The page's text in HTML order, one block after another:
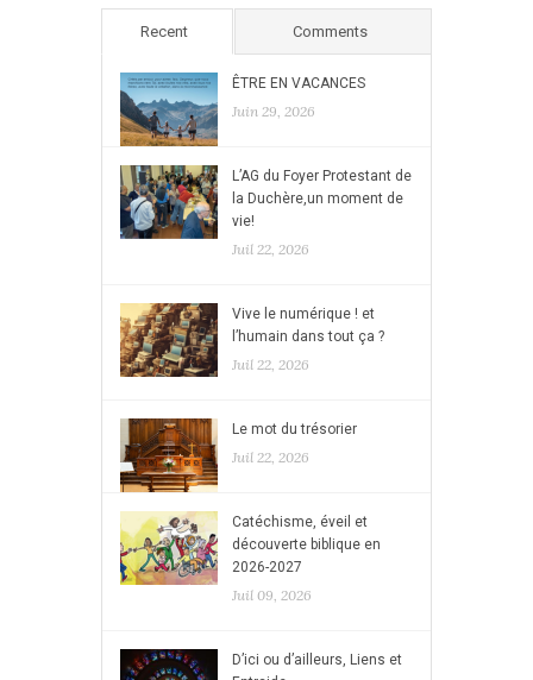
Recent Comments
ÊTRE EN VACANCES
Juin 29, 2026
L’AG du Foyer Protestant de
la Duchère,un moment de
vie!
Juil 22, 2026
Vive le numérique ! et
l’humain dans tout ça ?
Juil 22, 2026
Le mot du trésorier
Juil 22, 2026
Catéchisme, éveil et
découverte biblique en
2026-2027
Juil 09, 2026
D’ici ou d’ailleurs, Liens et